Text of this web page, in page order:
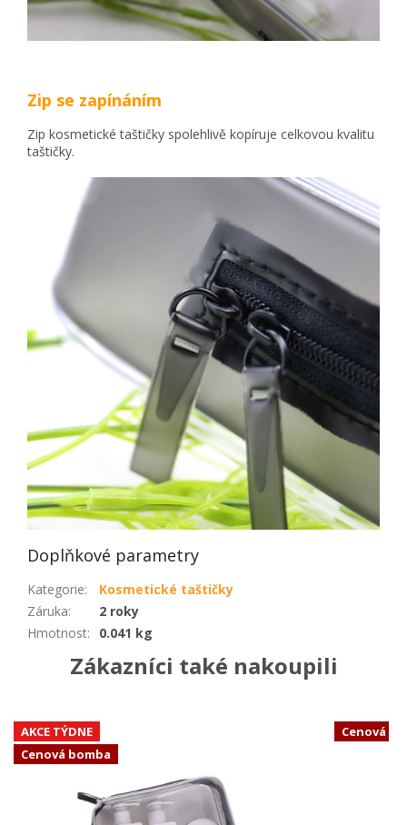
Zip se zapínáním
Zip kosmetické taštičky spolehlivě kopíruje celkovou kvalitu
taštičky.
Doplňkové parametry
Kategorie:
Kosmetické taštičky
Záruka:
2 roky
Hmotnost: 0.041 kg
Zákazníci také nakoupili
AKCE TÝDNE
Cenová bomba
Cenová